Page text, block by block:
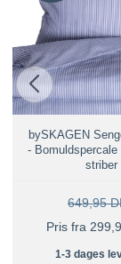
bySKAGEN
-
striber
649,95
Pris fra
1-3 dages